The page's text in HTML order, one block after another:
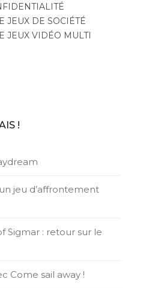
JEUX DE SOCIÉTÉ
JEUX VIDÉO MULTI
!
jeu d’affrontement
Sigmar : retour sur le
Come sail away !